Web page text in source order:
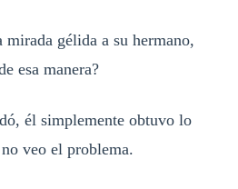
gélida a su hermano,
esa manera?
él simplemente obtuvo lo
veo el problema.